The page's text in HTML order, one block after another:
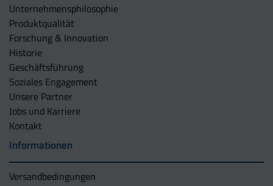
Unternehmens­philosophie
Produktqualität
Forschung & Innovation
Historie
Geschäftsführung
Soziales Engagement
Unsere Partner
Jobs und Karriere
Kontakt
Informationen
Versandbedingungen